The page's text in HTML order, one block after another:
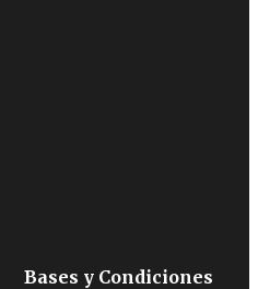
Bases y Condiciones